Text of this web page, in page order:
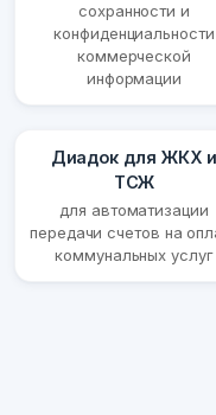
сохранности и
конфиденциальности
коммерческой
информации
Диадок для ЖКХ и
ТСЖ
для автоматизации
передачи счетов на
коммунальных услуг